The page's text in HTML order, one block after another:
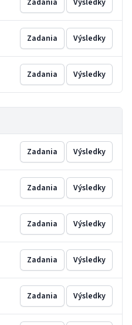
Zadania Výsledky
Zadania Výsledky
Zadania Výsledky
Zadania Výsledky
Zadania Výsledky
Zadania Výsledky
Zadania Výsledky
Zadania Výsledky